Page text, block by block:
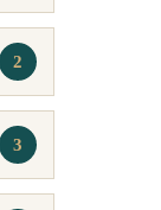
2
3